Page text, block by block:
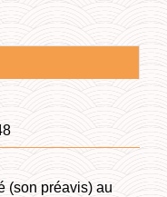
(son préavis) au